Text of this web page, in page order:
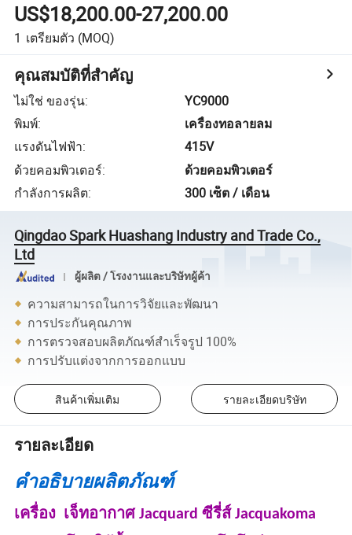
US$18,200.00-27,200.00
1 เตรียมตัว (MOQ)
คุณสมบัติที่สำคัญ
ไม่ใช่ ของรุ่น:
YC9000
พิมพ์:
เครื่องทอลายลม
แรงดันไฟฟ้า:
415V
ด้วยคอมพิวเตอร์:
ด้วยคอมพิวเตอร์
กำลังการผลิต: 300 เซ็ต / เดือน
Qingdao Spark Huashang Industry and Trade Co.,
Ltd
ผู้ผลิต / โรงงานและบริษัทผู้ค้า
ความสามารถในการวิจัยและพัฒนา
การประกันคุณภาพ
การตรวจสอบผลิตภัณฑ์สำเร็จรูป 100%
การปรับแต่งจากการออกแบบ
สินค้าเพิ่มเติม รายละเอียดบริษัท
รายละเอียด
คำอธิบายผลิตภัณฑ์
เครื่อง เจ็ทอากาศ Jacquard ซีรี่ส์ Jacquakoma